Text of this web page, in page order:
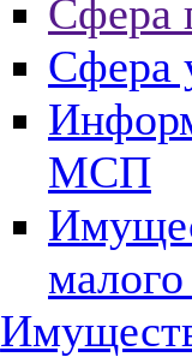
Сфера
Сфера
МСП